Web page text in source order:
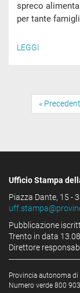
spreco
per tante
LEGGI
«
Ufficio Stampa
Piazza Dante, 15 -
Pubblicazione
Trento in data
Direttore
Provincia autonoma di
Numero verde 800